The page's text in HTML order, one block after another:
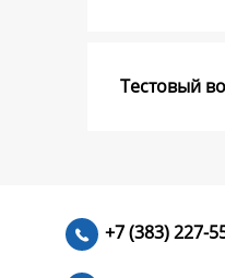
Тестовый
+7 (383) 227-